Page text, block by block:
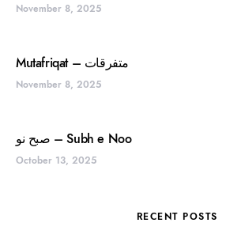
November 8, 2025
Mutafriqat – متفرقات
November 8, 2025
صبح نو – Subh e Noo
October 13, 2025
RECENT POSTS